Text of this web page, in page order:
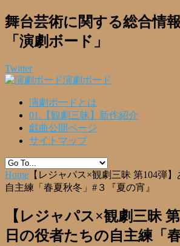
舞台芸術に関する総合情
「演劇ボード」
Twitter
演劇ボード
演劇ボードとは
01.【観劇三昧】新作紹介
戯曲公開ページ
サイトマップ
Home 【レジャパス×観劇三昧 第104弾
自主練「春夏秋冬」#３『夏の宵』
【レジャパス×観劇三昧
日の役者たちの自主練「